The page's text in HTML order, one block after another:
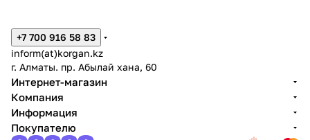
+7 700 916 58 83
inform(at)korgan.kz
г. Алматы. пр. Абылай хана, 60
Интернет-магазин
Компания
Информация
Покупателю